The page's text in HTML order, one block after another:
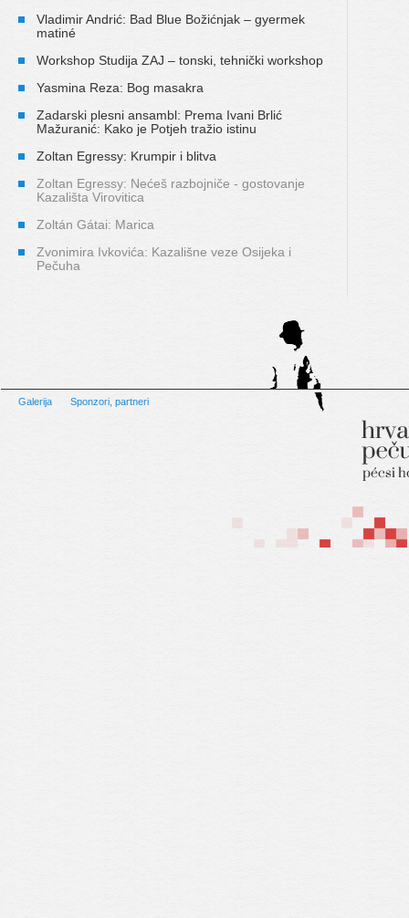
Vladimir Andrić: Bad Blue Božićnjak – gyermek
matiné
Workshop Studija ZAJ – tonski, tehnički workshop
Yasmina Reza: Bog masakra
Zadarski plesni ansambl: Prema Ivani Brlić
Mažuranić: Kako je Potjeh tražio istinu
Zoltan Egressy: Krumpir i blitva
Zoltan Egressy: Nećeš razbojniče - gostovanje
Kazališta Virovitica
Zoltán Gátai: Marica
Zvonimira Ivkovića: Kazališne veze Osijeka i
Pečuha
Galerija Sponzori, partneri